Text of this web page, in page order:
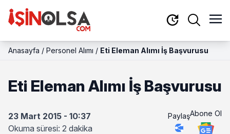
Anasayfa / Personel Alımı / Eti Eleman Alımı İş Başvurusu
Eti Eleman Alımı İş Başvurusu
23 Mart 2015 - 10:37
Okuma süresi: 2 dakika
PaylaşAbone Ol